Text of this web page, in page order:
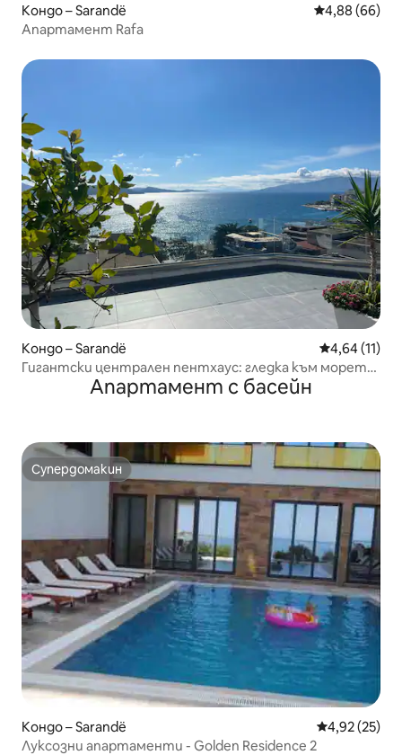
Кондо – Sarandë Средна
4,88 (66)
Апартамент Rafa
Кондо – Sarandë Средна
4,64 (11)
Гигантски централен пентхаус: гледка към морето
Апартамент с басейн
Супердомакин
Супердомакин
Кондо – Sarandë Средна
4,92 (25)
Луксозни апартаменти - Golden Residence 2